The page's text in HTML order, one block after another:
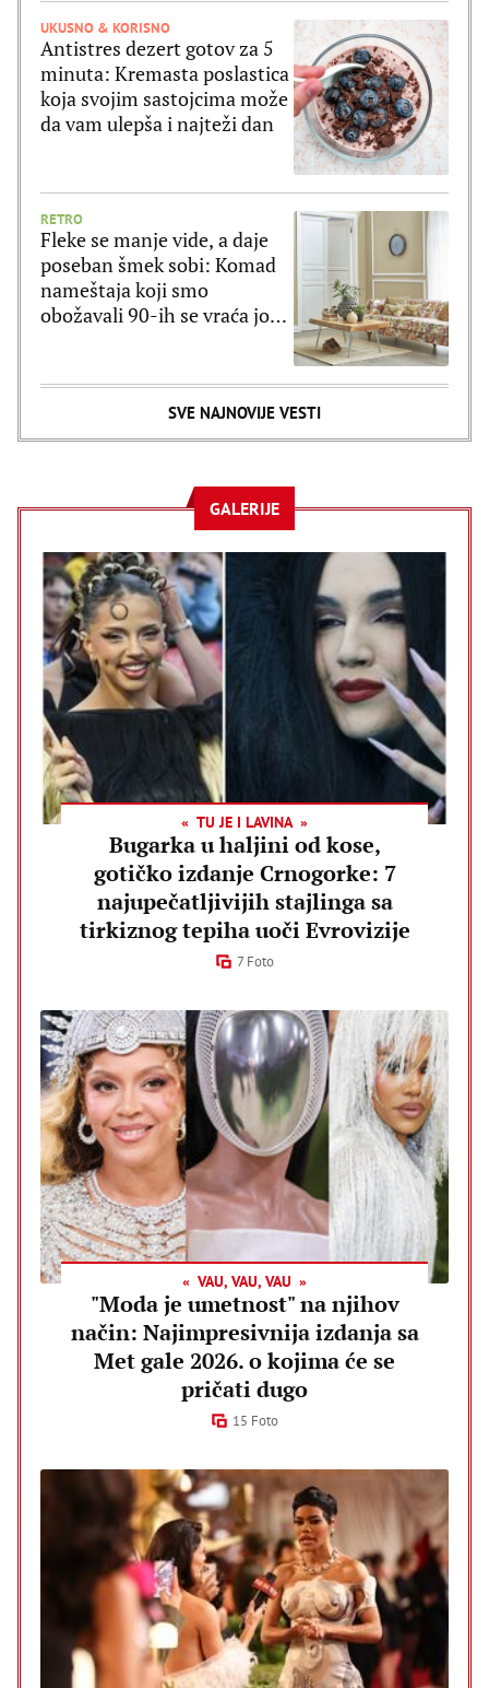
UKUSNO & KORISNO
Antistres dezert gotov za 5
minuta: Kremasta poslastica
koja svojim sastojcima može
da vam ulepša i najteži dan
RETRO
Fleke se manje vide, a daje
poseban šmek sobi: Komad
nameštaja koji smo
obožavali 90-ih se vraća još
SVE NAJNOVIJE VESTI
GALERIJE
TU JE I LAVINA
Bugarka u haljini od kose,
gotičko izdanje Crnogorke: 7
najupečatljivijih stajlinga sa
tirkiznog tepiha uoči Evrovizije
7 Foto
VAU, VAU, VAU
"Moda je umetnost" na njihov
način: Najimpresivnija izdanja sa
Met gale 2026. o kojima će se
pričati dugo
15 Foto